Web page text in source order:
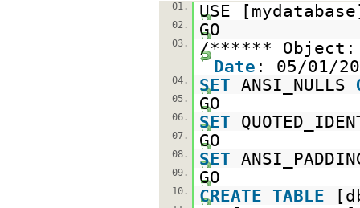
01. USE
02. GO
03.
/******
Date : 05/01/
04. SET ANSI_NULLS
05. GO
06. SET
07. GO
08. SET
09. GO
10. CREATE TABLE